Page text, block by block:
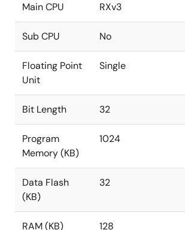
Main CPU RXv3
Sub CPU No
Floating Point
Unit
Single
Bit Length 32
Program
Memory (KB)
1024
Data Flash
(KB)
32
RAM (KB) 128